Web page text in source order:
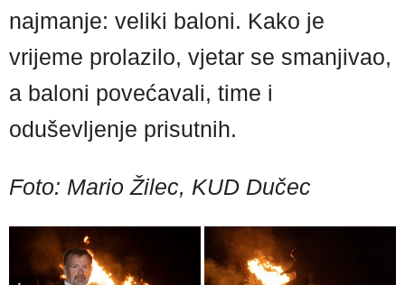
najmanje: veliki baloni. Kako je
vrijeme prolazilo, vjetar se smanjivao,
a baloni povećavali, time i
oduševljenje prisutnih.
Foto: Mario Žilec, KUD Dučec